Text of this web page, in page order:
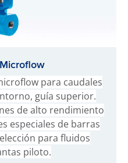
para caudales
guía superior.
de alto rendimiento
especiales de barras
para fluidos
piloto.